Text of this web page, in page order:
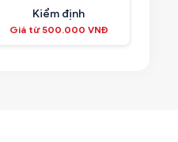
Kiểm định
Giá từ 500.000 VNĐ